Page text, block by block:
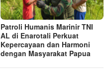
Patroli Humanis Marinir TNI
AL di Enarotali Perkuat
Kepercayaan dan Harmoni
dengan Masyarakat Papua